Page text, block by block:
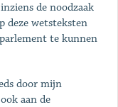
de noodzaak
deze wetsteksten
te kunnen
door mijn
aan de